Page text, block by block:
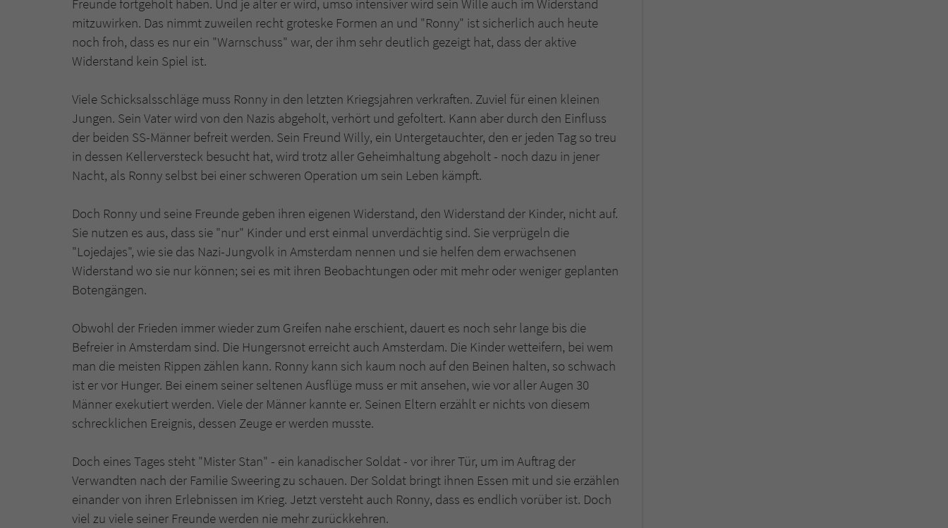
Freunde fortgeholt haben. Und je älter er wird, umso intensiver wird sein Wille auch im Widerstand
mitzuwirken. Das nimmt zuweilen recht groteske Formen an und "Ronny" ist sicherlich auch heute
noch froh, dass es nur ein "Warnschuss" war, der ihm sehr deutlich gezeigt hat, dass der aktive
Widerstand kein Spiel ist.
Viele Schicksalsschläge muss Ronny in den letzten Kriegsjahren verkraften. Zuviel für einen kleinen
Jungen. Sein Vater wird von den Nazis abgeholt, verhört und gefoltert. Kann aber durch den Einfluss
der beiden SS-Männer befreit werden. Sein Freund Willy, ein Untergetauchter, den er jeden Tag so treu
in dessen Kellerversteck besucht hat, wird trotz aller Geheimhaltung abgeholt - noch dazu in jener
Nacht, als Ronny selbst bei einer schweren Operation um sein Leben kämpft.
Doch Ronny und seine Freunde geben ihren eigenen Widerstand, den Widerstand der Kinder, nicht auf.
Sie nutzen es aus, dass sie "nur" Kinder und erst einmal unverdächtig sind. Sie verprügeln die
"Lojedajes", wie sie das Nazi-Jungvolk in Amsterdam nennen und sie helfen dem erwachsenen
Widerstand wo sie nur können; sei es mit ihren Beobachtungen oder mit mehr oder weniger geplanten
Botengängen.
Obwohl der Frieden immer wieder zum Greifen nahe erschient, dauert es noch sehr lange bis die
Befreier in Amsterdam sind. Die Hungersnot erreicht auch Amsterdam. Die Kinder wetteifern, bei wem
man die meisten Rippen zählen kann. Ronny kann sich kaum noch auf den Beinen halten, so schwach
ist er vor Hunger. Bei einem seiner seltenen Ausflüge muss er mit ansehen, wie vor aller Augen 30
Männer exekutiert werden. Viele der Männer kannte er. Seinen Eltern erzählt er nichts von diesem
schrecklichen Ereignis, dessen Zeuge er werden musste.
Doch eines Tages steht "Mister Stan" - ein kanadischer Soldat - vor ihrer Tür, um im Auftrag der
Verwandten nach der Familie Sweering zu schauen. Der Soldat bringt ihnen Essen mit und sie erzählen
einander von ihren Erlebnissen im Krieg. Jetzt versteht auch Ronny, dass es endlich vorüber ist. Doch
viel zu viele seiner Freunde werden nie mehr zurückkehren.